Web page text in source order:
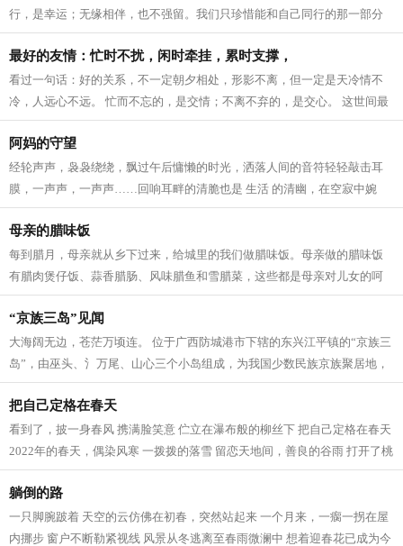
行，是幸运；无缘相伴，也不强留。我们只珍惜能和自己同行的那一部分
人。 成年人的 友情 ，从来都是只筛选不...
最好的友情：忙时不扰，闲时牵挂，累时支撑，
看过一句话：好的关系，不一定朝夕相处，形影不离，但一定是天冷情不
冷，人远心不远。 忙而不忘的，是交情；不离不弃的，是交心。 这世间最
好的 友情 ，莫过于忙时不扰，闲时牵...
阿妈的守望
经轮声声，袅袅绕绕，飘过午后慵懒的时光，洒落人间的音符轻轻敲击耳
膜，一声声，一声声……回响耳畔的清脆也是 生活 的清幽，在空寂中婉
转、在空灵中婉约，阿妈转动经轮，那...
母亲的腊味饭
每到腊月，母亲就从乡下过来，给城里的我们做腊味饭。母亲做的腊味饭
有腊肉煲仔饭、蒜香腊肠、风味腊鱼和雪腊菜，这些都是母亲对儿女的呵
护和疼爱。 小雪时节，天气变得干燥，...
“京族三岛”见闻
大海阔无边，苍茫万顷连。 位于广西防城港市下辖的东兴江平镇的“京族三
岛”，由巫头、氵万尾、山心三个小岛组成，为我国少数民族京族聚居地，
故此称之。它面临北部湾，背倚十...
把自己定格在春天
看到了，披一身春风 携满脸笑意 伫立在瀑布般的柳丝下 把自己定格在春天
2022年的春天，偶染风寒 一拨拨的落雪 留恋天地间，善良的谷雨 打开了桃
花心飞菲 眼眸飘逸浪漫 昨夜的一场...
躺倒的路
一只脚腕跛着 天空的云仿佛在初春，突然站起来 一个月来，一瘸一拐在屋
内挪步 窗户不断勒紧视线 风景从冬逃离至春雨微澜中 想着迎春花已成为今